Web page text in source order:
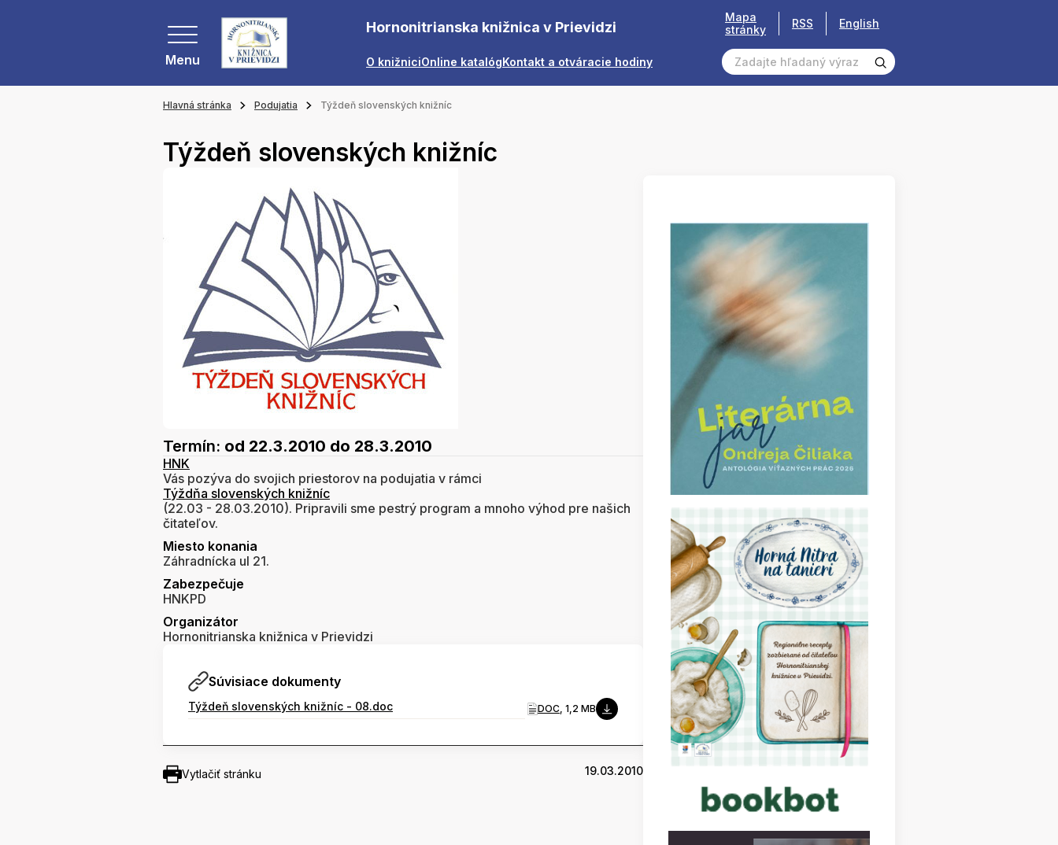
Menu
Hornonitrianska knižnica v Prievidzi
O knižniciOnline katalógKontakt a otváracie hodiny
Mapa
stránky
RSS English
Hlavná stránka Podujatia Týždeň slovenských knižníc
Týždeň slovenských knižníc
Termín: od 22.3.2010 do 28.3.2010
HNK
Vás pozýva do svojich priestorov na podujatia v rámci
Týždňa slovenských knižníc
(22.03 - 28.03.2010). Pripravili sme pestrý program a mnoho výhod pre našich
čitateľov.
Miesto konania
Záhradnícka ul 21.
Zabezpečuje
HNKPD
Organizátor
Hornonitrianska knižnica v Prievidzi
Súvisiace dokumenty
Týždeň slovenských knižníc - 08.doc DOC, 1,2 MB
Vytlačiť stránku 19.03.2010